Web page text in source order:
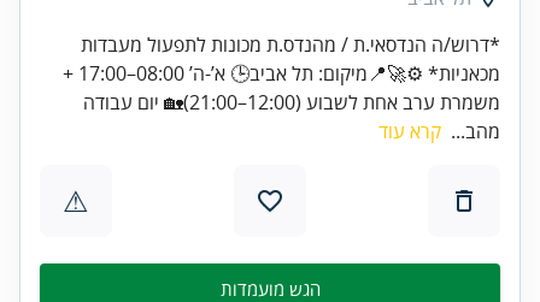
*דרוש/ה הנדסאי.ת / מהנדס.ת מכונות לתפעול מעבדות
מכאניות* ⚙️🚀📍מיקום: תל אביב🕒 א’-ה’ 08:00–17:00 +
משמרת ערב אחת לשבוע (12:00–21:00)🏡 יום עבודה
מהב... קרא עוד
⚠
הגש מועמדות